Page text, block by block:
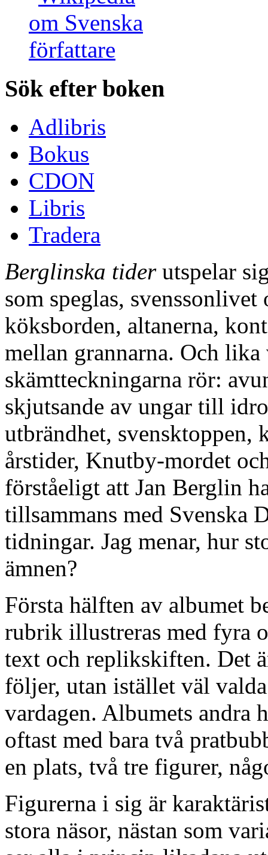
Sök efter boken
Adlibris
Bokus
CDON
Libris
Tradera
Berglinska tiderutspelar
som speglas,
köksborden, altanerna,
mellan grannarna. Och lika
skämtteckningarna rör:
skjutsande av ungar till
utbrändhet, svensktoppen,
årstider, Knutby-mordet
förståeligt att Jan Berglin
tillsammans med Svenska
tidningar. Jag menar, hur
ämnen?
Första hälften av albumet
rubrik illustreras med fyra
text och replikskiften. Det
följer, utan istället väl
vardagen. Albumets andra
oftast med bara två
en plats, två tre figurer,
Figurerna i sig är
stora näsor, nästan som